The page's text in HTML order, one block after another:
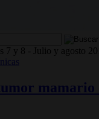
7 y 8 - Julio y agosto
mamario